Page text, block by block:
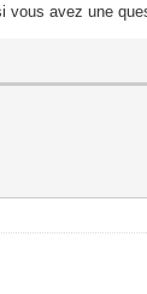
avez une